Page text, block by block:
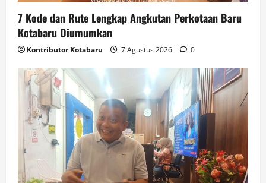
7 Kode dan Rute Lengkap Angkutan Perkotaan Baru
Kotabaru Diumumkan
Kontributor Kotabaru 7 Agustus 2026 0